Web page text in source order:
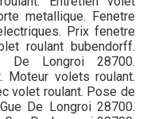
metallique. Fenetre
Prix fenetre
roulant bubendorff.
De Longroi 28700.
Moteur volets roulant.
volet roulant. Pose de
De Longroi 28700.